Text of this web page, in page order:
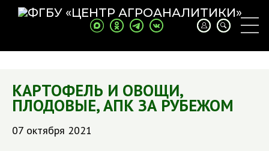
КАРТОФЕЛЬ И ОВОЩИ,
ПЛОДОВЫЕ,АПК ЗА РУБЕЖОМ
07 октября 2021